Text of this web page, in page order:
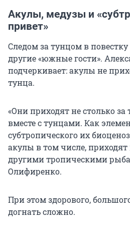
Акулы, медузы и
привет»
Следом за тунцом в
другие «южные гости».
подчеркивает: акулы не
тунца.
«Они приходят не столько
вместе с тунцами. Как
субтропического их
акулы в том числе, приходят
другими тропическими
Олифиренко.
При этом здорового,
догнать сложно.